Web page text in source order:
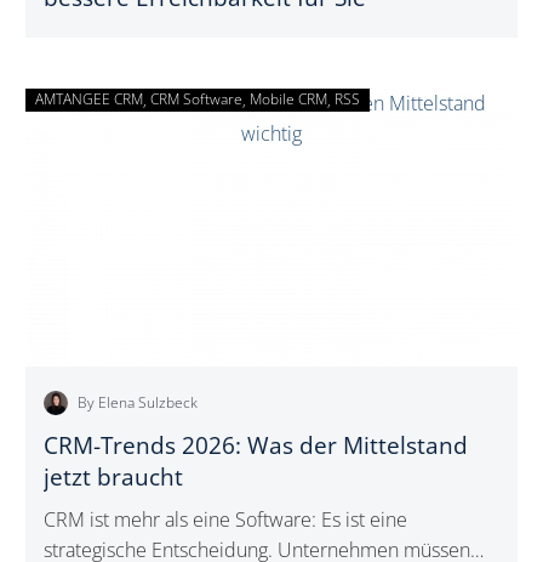
CRM-
Trends
AMTANGEE CRM CRM Software Mobile CRM RSS
By Elena Sulzbeck
CRM-Trends 2026: Was der Mittelstand
jetzt braucht
CRM ist mehr als eine Software: Es ist eine
strategische Entscheidung. Unternehmen müssen